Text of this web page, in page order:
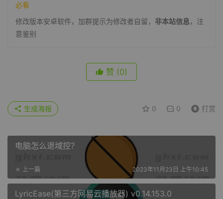
必看
修改版本安卓软件，加群提示为修改者自留， 非本站信息，注
意鉴别
赞 (0)
0 0 打赏
生成海报
电脑怎么退域控？
上一篇 2023年11月23日 上午10:45
LyricEase(第三方网易云播放器) v0.14.153.0